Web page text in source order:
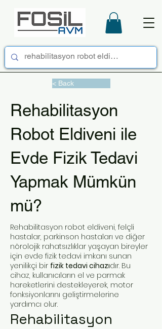
< Back
Rehabilitasyon
Robot Eldiveni ile
Evde Fizik Tedavi
Yapmak Mümkün
mü?
Rehabilitasyon robot eldiveni, felçli
hastalar, parkinson hastaları ve diğer
nörolojik rahatsızlıklar yaşayan bireyler
için evde fizik tedavi imkanı sunan
yenilikçi bir fizik tedavi cihazıdır. Bu
cihaz, kullanıcıların el ve parmak
hareketlerini destekleyerek, motor
fonksiyonlarını geliştirmelerine
yardımcı olur.
Rehabilitasyon